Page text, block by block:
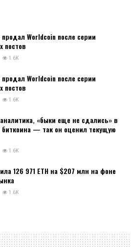
Worldcoin после серии
постов
1.6K
Worldcoin после серии
постов
1.6K
«быки еще не сдались» в
биткоина — так он оценил текущую
1.6K
126 971 ETH на $207 млн на фоне
1.6K